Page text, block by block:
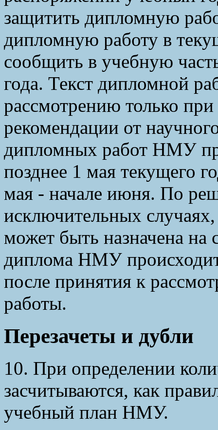
защитить дипломную
дипломную работу в
сообщить в учебную
года. Текст дипломной
рассмотрению только
рекомендации от
дипломных работ НМУ
позднее 1 мая текущего
мая - начале июня. По
исключительных
может быть назначена на
диплома НМУ
после принятия к
работы.
Перезачеты и дубли
10. При определении
засчитываются, как
учебный план НМУ.